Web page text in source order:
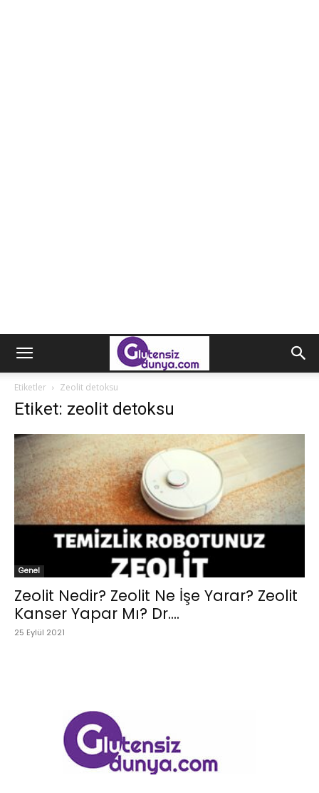
Etiketler Zeolit detoksu
Etiket: zeolit detoksu
Genel
Zeolit Nedir? Zeolit Ne İşe Yarar? Zeolit
Kanser Yapar Mı? Dr....
25 Eylül 2021